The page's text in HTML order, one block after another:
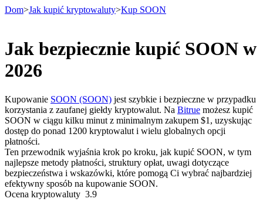
Kontrakty terminowe
Kontrakty terminowe na USDT
Kontrakty futures wykorzystujące USDT jako zabezpieczenie
Dom>Jak kupić kryptowaluty>Kup SOON
Jak bezpiecznie kupić SOON w
2026
Kupowanie SOON (SOON) jest szybkie i bezpieczne w przypadku
korzystania z zaufanej giełdy kryptowalut. Na Bitrue możesz kupić
SOON w ciągu kilku minut z minimalnym zakupem $1, uzyskując
dostęp do ponad 1200 kryptowalut i wielu globalnych opcji
płatności.
Ten przewodnik wyjaśnia krok po kroku, jak kupić SOON, w tym
najlepsze metody płatności, struktury opłat, uwagi dotyczące
bezpieczeństwa i wskazówki, które pomogą Ci wybrać najbardziej
efektywny sposób na kupowanie SOON.
Ocena kryptowaluty 3.9